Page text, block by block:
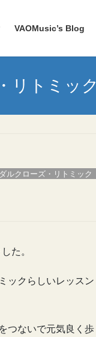
VAOMusic’s Blog
リトミック
ダルクローズ・リトミック
た。
ックらしいレッスン
つないで元気良く歩